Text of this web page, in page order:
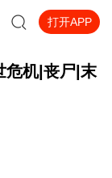
打开APP
危机|丧尸|末